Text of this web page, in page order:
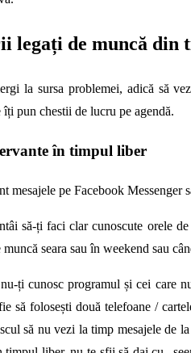
legați de muncă din
la sursa problemei, adică să
pun chestii de lucru pe agendă.
în timpul liber
mesajele pe Facebook
să-ți faci clar cunoscute orele
seara sau în weekend sau
ți cunosc programul și cei care
să folosești două telefoane /
să nu vezi la timp mesajele